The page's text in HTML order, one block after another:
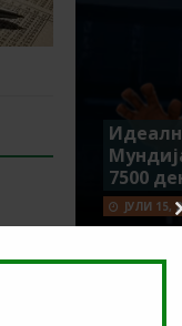
7500
ЈУЛИ 15,